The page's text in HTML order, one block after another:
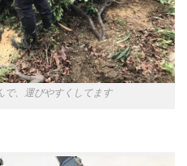
で、運びやすくしてます